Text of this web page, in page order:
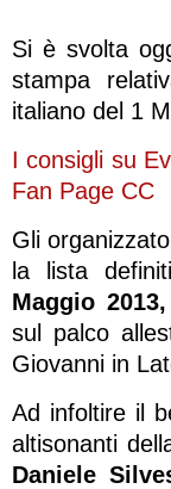
Si è svolta
stampa
italiano del 1
I consigli su
Fan Page CC
Gli
la lista
Maggio
sul palco
Giovanni in
Ad infoltire il
altisonanti
Daniele